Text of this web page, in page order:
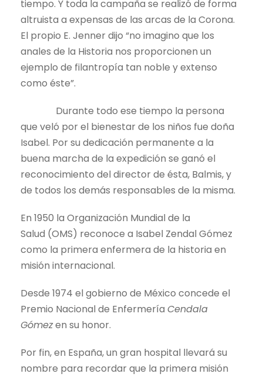
tiempo. Y toda la campaña se realizó de forma
altruista a expensas de las arcas de la Corona.
El propio E. Jenner dijo “no imagino que los
anales de la Historia nos proporcionen un
ejemplo de filantropía tan noble y extenso
como éste”.
Durante todo ese tiempo la persona
que veló por el bienestar de los niños fue doña
Isabel. Por su dedicación permanente a la
buena marcha de la expedición se ganó el
reconocimiento del director de ésta, Balmis, y
de todos los demás responsables de la misma.
En 1950 la Organización Mundial de la
Salud (OMS) reconoce a Isabel Zendal Gómez
como la primera enfermera de la historia en
misión internacional.
Desde 1974 el gobierno de México concede el
Premio Nacional de Enfermería Cendala
Gómezen su honor.
Por fin, en España, un gran hospital llevará su
nombre para recordar que la primera misión